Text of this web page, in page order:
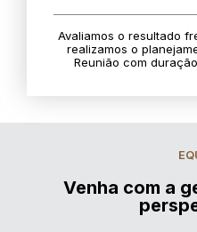
Avaliamos o resultado
realizamos o
Reunião com
Venha com a